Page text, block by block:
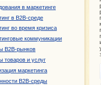
в маркетинге
в B2B-среде
во время кризиса
коммуникации
B2B-рынков
товаров и услуг
маркетинга
B2B-среды